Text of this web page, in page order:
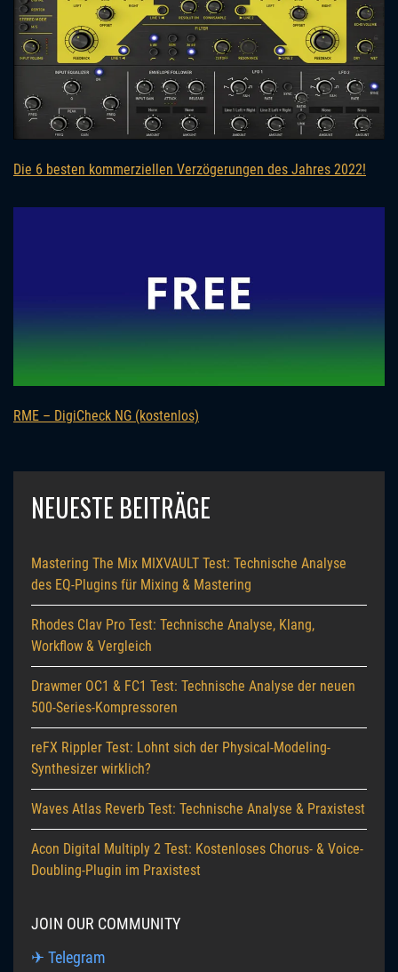
Die 6 besten kommerziellen Verzögerungen des Jahres 2022!
RME – DigiCheck NG (kostenlos)
NEUESTE BEITRÄGE
Mastering The Mix MIXVAULT Test: Technische Analyse
des EQ-Plugins für Mixing & Mastering
Rhodes Clav Pro Test: Technische Analyse, Klang,
Workflow & Vergleich
Drawmer OC1 & FC1 Test: Technische Analyse der neuen
500-Series-Kompressoren
reFX Rippler Test: Lohnt sich der Physical-Modeling-
Synthesizer wirklich?
Waves Atlas Reverb Test: Technische Analyse & Praxistest
Acon Digital Multiply 2 Test: Kostenloses Chorus- & Voice-
Doubling-Plugin im Praxistest
JOIN OUR COMMUNITY
✈ Telegram